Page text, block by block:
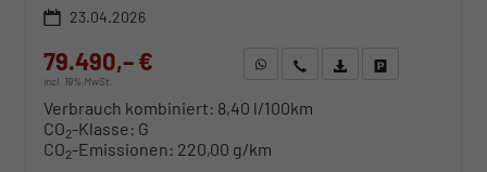
23.04.2026
79.490,– €
incl. 19% MwSt.
WhatsApp anfragen
Wir rufen Sie anFahrzeugexposé (PDF)
Verbrauch kombiniert: 8,40 l/100km
CO2-Klasse: G
CO2-Emissionen: 220,00 g/km